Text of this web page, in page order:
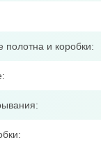
полотна и коробки: